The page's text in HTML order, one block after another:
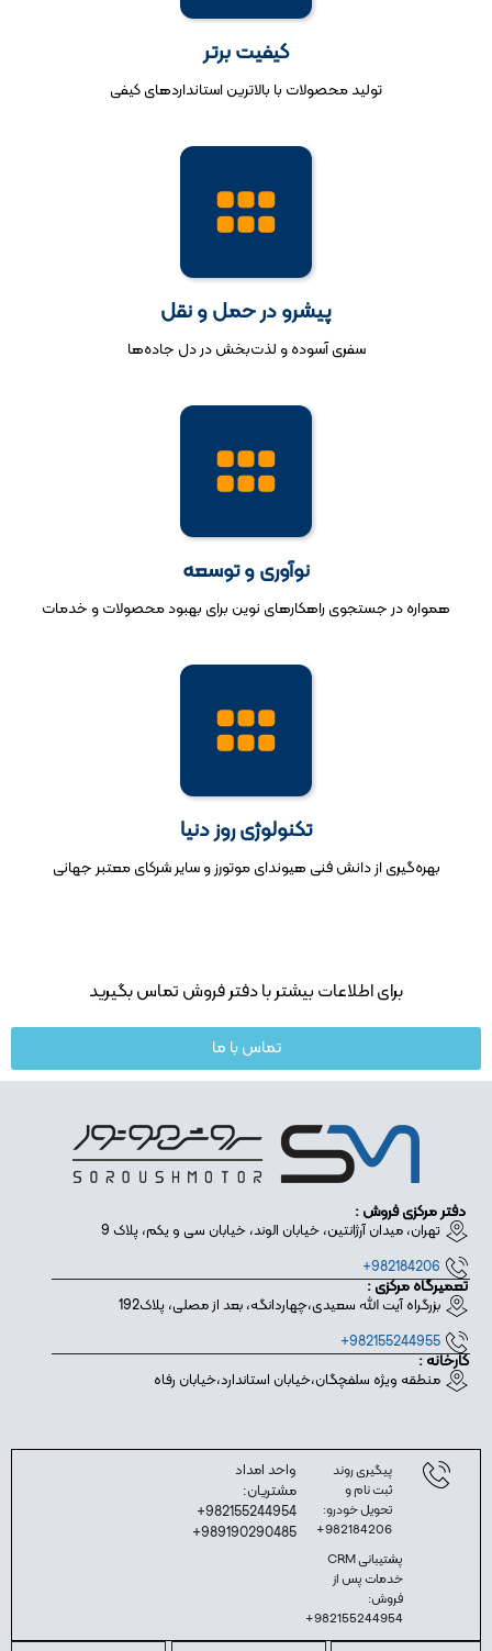
کیفیت برتر
تولید محصولات با بالاترین استانداردهای کیفی
پیشرو در حمل و نقل
سفری آسوده و لذت‌بخش در دل جاده‌ها
نوآوری و توسعه
همواره در جستجوی راهکارهای نوین برای بهبود محصولات و خدمات
تکنولوژی روز دنیا
بهره‌گیری از دانش فنی هیوندای موتورز و سایر شرکای معتبر جهانی
برای اطلاعات بیشتر با دفتر فروش تماس بگیرید
تماس با ما
دفتر مرکزی فروش :
تهران، میدان آرژانتین، خیابان الوند، خیابان سی و یکم، پلاک 9
982184206+
تعمیرگاه مرکزی :
بزرگراه آیت الله سعیدی،چهاردانگه، بعد از مصلی، پلاک192
982155244955+
کارخانه :
منطقه ویژه سلفچگان،خیابان استاندارد،خیابان رفاه
پیگیری روند
ثبت نام و
تحویل خودرو:
982184206+
پشتیبانی CRM
خدمات پس از
فروش:
982155244954+
واحد امداد
مشتریان:
982155244954+
989190290485+